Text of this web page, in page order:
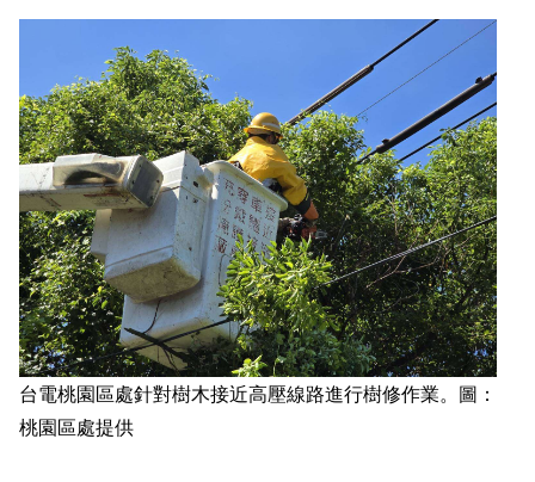
台電桃園區處針對樹木接近高壓線路進行樹修作業。圖：
桃園區處提供